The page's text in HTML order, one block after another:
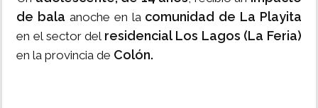
de bala anoche en la comunidad de La Playita
en el sector del residencial Los Lagos (La Feria)
en la provincia de Colón.